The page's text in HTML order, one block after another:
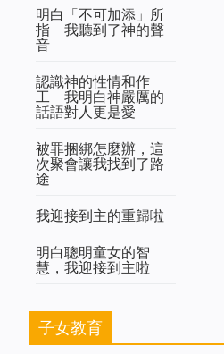
明白「不可加添」所
指 我聽到了神的聲
音
認識神的性情和作
工 我明白神嚴厲的
話語對人更是愛
被罪捆綁怎麼辦，這
次聚會讓我找到了路
途
我迎接到主的重歸啦
明白聰明童女的智
慧，我迎接到主啦
子女教育